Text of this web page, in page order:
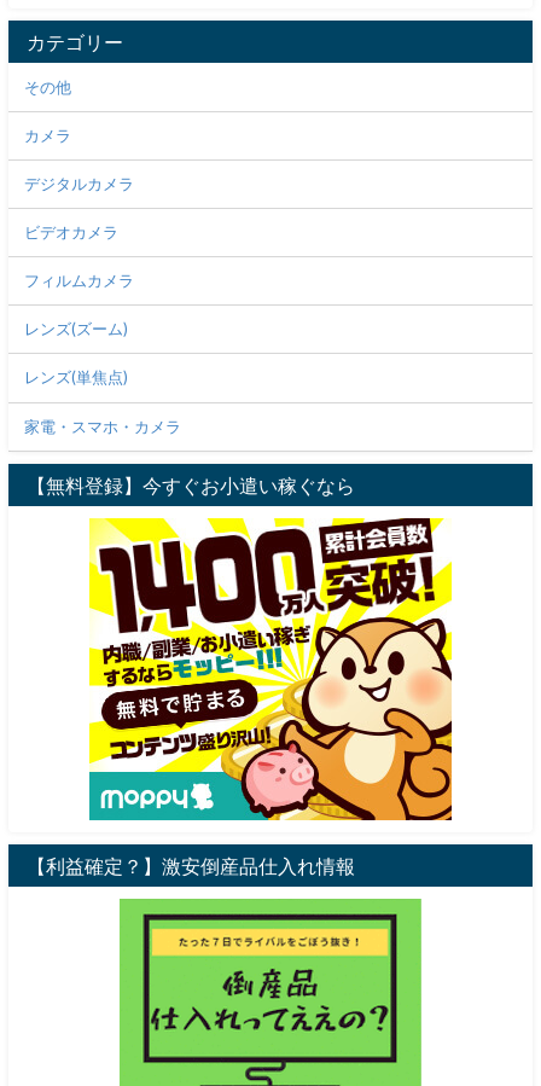
カテゴリー
その他
カメラ
デジタルカメラ
ビデオカメラ
フィルムカメラ
レンズ(ズーム)
レンズ(単焦点)
家電・スマホ・カメラ
【無料登録】今すぐお小遣い稼ぐなら
【利益確定？】激安倒産品仕入れ情報